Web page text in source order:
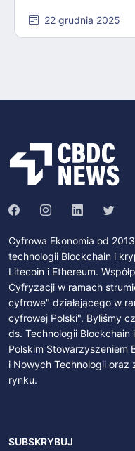
22 grudnia 2025
Cyfrowa Ekonomia od
technologii Blockchain i
Litecoin i Ethereum.
Cyfryzacji w ramach
cyfrowe" działającego w
cyfrowej Polski". Byliśmy
ds. Technologii Blockchain
Polskim Stowarzyszeniem
i Nowych Technologii oraz
rynku.
SUBSKRYBUJ